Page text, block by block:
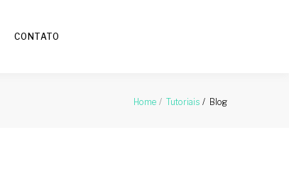
CONTATO
Home Tutoriais Blog